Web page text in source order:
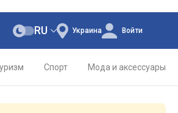
Украина
RU Войти
Спорт Мода и аксессуары